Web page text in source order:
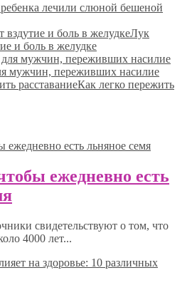
лечили слюной бешеной
Лук
и боль в желудке
мужчин, переживших насилие
Как легко пережить
ежедневно есть
свидетельствуют о том, что
4000 лет...